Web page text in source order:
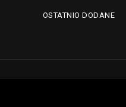
OSTATNIO DODANE